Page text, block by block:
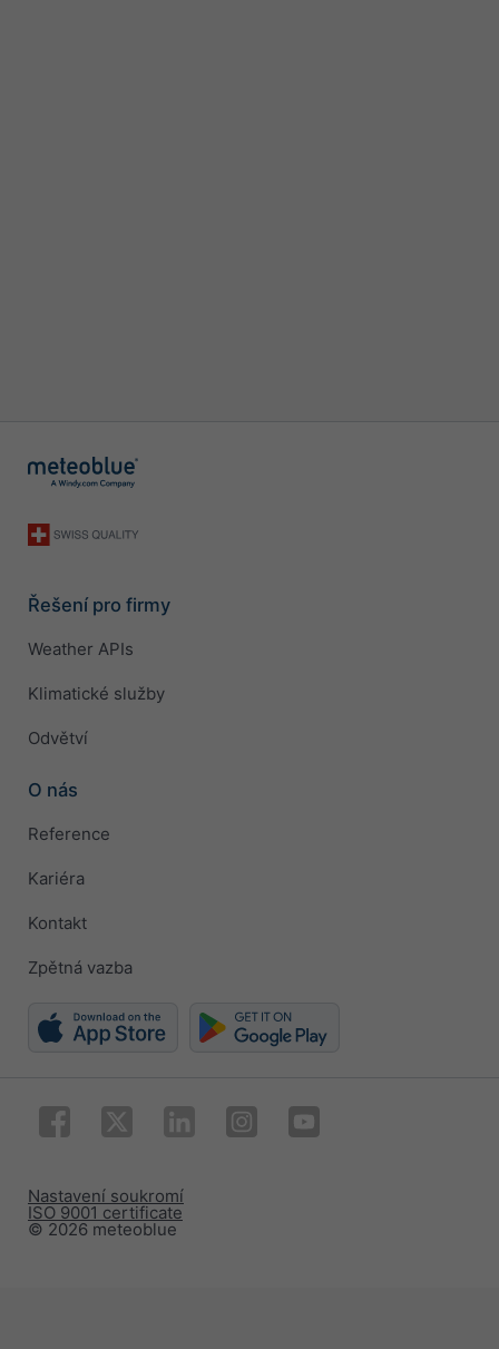
Řešení pro firmy
Weather APIs
Klimatické služby
Odvětví
O nás
Reference
Kariéra
Kontakt
Zpětná vazba
© 2026 meteoblue
ISO 9001 certificate
Nastavení soukromí